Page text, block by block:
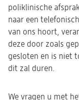
poliklinische
naar een
van ons hoort,
deze door zoals
gesloten en is niet
dit zal duren.
We vragen u met